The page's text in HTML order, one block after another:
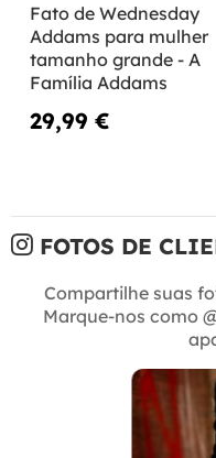
Fato de Wednesday
Addams para mulher
tamanho grande - A
Família Addams
29,99 €
FOTOS DE
Compartilhe suas
Marque-nos como